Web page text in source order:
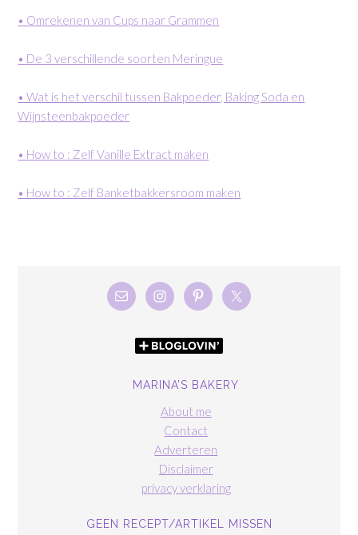
• Omrekenen van Cups naar Grammen
• De 3 verschillende soorten Meringue
• Wat is het verschil tussen Bakpoeder, Baking Soda en
Wijnsteenbakpoeder
• How to : Zelf Vanille Extract maken
• How to : Zelf Banketbakkersroom maken
MARINA’S BAKERY
About me
Contact
Adverteren
Disclaimer
privacy verklaring
GEEN RECEPT/ARTIKEL MISSEN